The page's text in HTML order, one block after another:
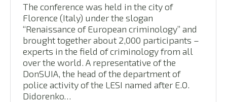
The conference was held in the city of
Florence (Italy) under the slogan
“Renaissance of European criminology” and
brought together about 2,000 participants –
experts in the field of criminology from all
over the world. A representative of the
DonSUIA, the head of the department of
police activity of the LESI named after E.O.
Didorenko…